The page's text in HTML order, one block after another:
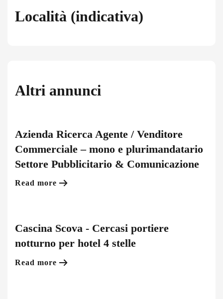
Località (indicativa)
Altri annunci
Azienda Ricerca Agente / Venditore
Commerciale – mono e plurimandatario
Settore Pubblicitario & Comunicazione
Read more
Cascina Scova - Cercasi portiere
notturno per hotel 4 stelle
Read more